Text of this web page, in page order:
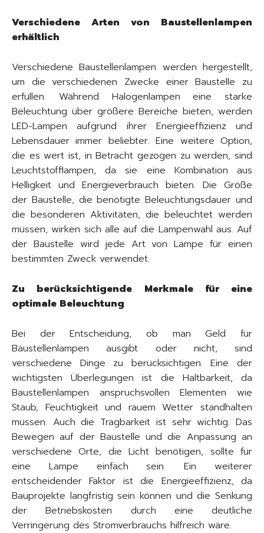
Verschiedene Arten von Baustellenlampen
erhältlich
Verschiedene Baustellenlampen werden hergestellt,
um die verschiedenen Zwecke einer Baustelle zu
erfüllen. Während Halogenlampen eine starke
Beleuchtung über größere Bereiche bieten, werden
LED-Lampen aufgrund ihrer Energieeffizienz und
Lebensdauer immer beliebter. Eine weitere Option,
die es wert ist, in Betracht gezogen zu werden, sind
Leuchtstofflampen, da sie eine Kombination aus
Helligkeit und Energieverbrauch bieten. Die Größe
der Baustelle, die benötigte Beleuchtungsdauer und
die besonderen Aktivitäten, die beleuchtet werden
müssen, wirken sich alle auf die Lampenwahl aus. Auf
der Baustelle wird jede Art von Lampe für einen
bestimmten Zweck verwendet.
Zu berücksichtigende Merkmale für eine
optimale Beleuchtung
Bei der Entscheidung, ob man Geld für
Baustellenlampen ausgibt oder nicht, sind
verschiedene Dinge zu berücksichtigen. Eine der
wichtigsten Überlegungen ist die Haltbarkeit, da
Baustellenlampen anspruchsvollen Elementen wie
Staub, Feuchtigkeit und rauem Wetter standhalten
müssen. Auch die Tragbarkeit ist sehr wichtig. Das
Bewegen auf der Baustelle und die Anpassung an
verschiedene Orte, die Licht benötigen, sollte für
eine Lampe einfach sein. Ein weiterer
entscheidender Faktor ist die Energieeffizienz, da
Bauprojekte langfristig sein können und die Senkung
der Betriebskosten durch eine deutliche
Verringerung des Stromverbrauchs hilfreich wäre.